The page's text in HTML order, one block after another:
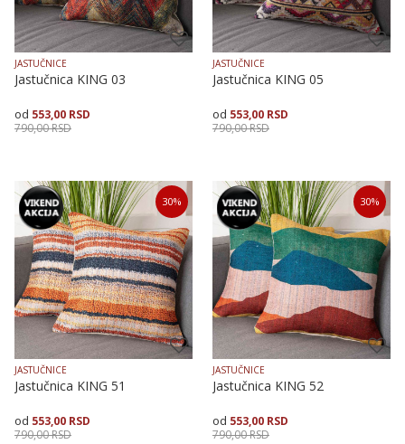
JASTUČNICE
Jastučnica KING 03
553,00 RSD
790,00RSD
Veličina
40X40 50X50
Dodaj u korpu
JASTUČNICE
Jastučnica KING 05
553,00 RSD
790,00RSD
Veličina
40X40
Dodaj u korpu
30%
JASTUČNICE
Jastučnica KING 51
553,00 RSD
790,00RSD
30%
JASTUČNICE
Jastučnica KING 52
553,00 RSD
790,00RSD